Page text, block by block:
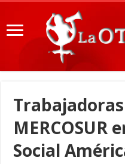
MERCOSUR
Social